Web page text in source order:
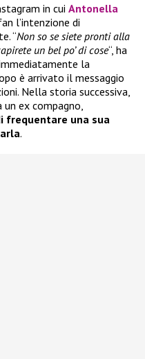
in cui Antonella
l’intenzione di
“Non so se siete pronti alla
un bel po’ di cose“, ha
la
è arrivato il messaggio
Nella storia successiva,
ex compagno,
frequentare una sua
.